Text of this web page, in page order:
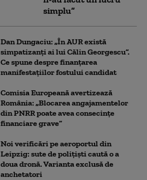
simplu”
Dan Dungaciu: „În AUR există
simpatizanți ai lui Călin Georgescu”.
Ce spune despre finanțarea
manifestațiilor fostului candidat
Comisia Europeană avertizează
România: „Blocarea angajamentelor
din PNRR poate avea consecințe
financiare grave”
Noi verificări pe aeroportul din
Leipzig: sute de polițiști caută o a
doua dronă. Varianta exclusă de
anchetatori